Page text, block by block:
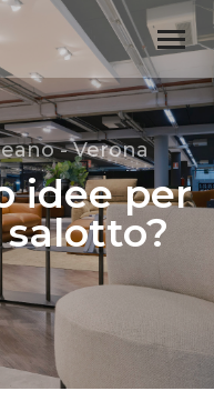
- Verona
idee per